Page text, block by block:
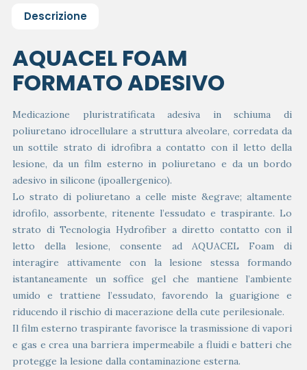
Descrizione
AQUACEL FOAM
FORMATO ADESIVO
Medicazione pluristratificata adesiva in schiuma di
poliuretano idrocellulare a struttura alveolare, corredata da
un sottile strato di idrofibra a contatto con il letto della
lesione, da un film esterno in poliuretano e da un bordo
adesivo in silicone (ipoallergenico).
Lo strato di poliuretano a celle miste &egrave; altamente
idrofilo, assorbente, ritenente l’essudato e traspirante. Lo
strato di Tecnologia Hydrofiber a diretto contatto con il
letto della lesione, consente ad AQUACEL Foam di
interagire attivamente con la lesione stessa formando
istantaneamente un soffice gel che mantiene l’ambiente
umido e trattiene l’essudato, favorendo la guarigione e
riducendo il rischio di macerazione della cute perilesionale.
Il film esterno traspirante favorisce la trasmissione di vapori
e gas e crea una barriera impermeabile a fluidi e batteri che
protegge la lesione dalla contaminazione esterna.